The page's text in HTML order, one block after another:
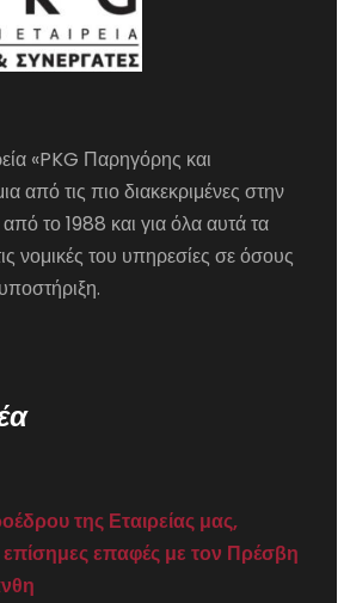
«PKG Παρηγόρης και
από τις πιο διακεκριμένες στην
το 1988 και για όλα αυτά τα
νομικές του υπηρεσίες σε όσους
της Εταιρείας μας,
επαφές με τον Πρέσβη